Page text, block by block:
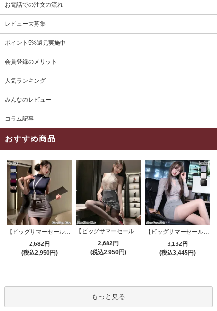
お電話での注文の流れ
レビュー大募集
ポイント5%還元実施中
会員登録のメリット
人気ランキング
みんなのレビュー
コラム記事
おすすめ商品
2,682円
(税込2,950円)
【ビッグサマーセール対象品】セクシーコスプレ(SEXYCOSPLAY) 4191
2,682円
(税込2,950円)
【ビッグサマーセール対象品】セクシーコスプレ(SEXYCOSPLAY) 4173
3,132円
(税込3,445円)
もっと見る